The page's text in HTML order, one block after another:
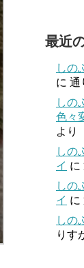
最近
しの
に 通
しの
色々
より
しの
イ に
しの
イ に
しの
りす